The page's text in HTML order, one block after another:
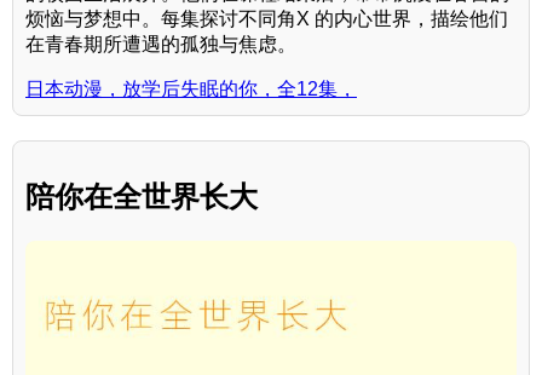
烦恼与梦想中。每集探讨不同角X 的内心世界，描绘他们
在青春期所遭遇的孤独与焦虑。
日本动漫，放学后失眠的你，全12集，
陪你在全世界长大